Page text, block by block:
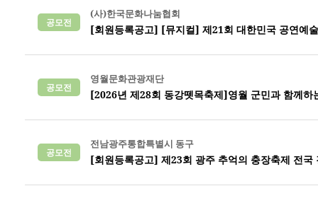
공모전
(사)한국문화나눔협회
[회원등록공고] [뮤지컬] 제21회 대한민국 공연예
공모전
영월문화관광재단
[2026년 제28회 동강뗏목축제]영월 군민과 함께
공모전
전남광주통합특별시 동구
[회원등록공고] 제23회 광주 추억의 충장축제 전국